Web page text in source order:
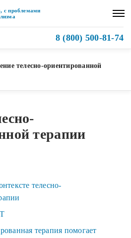
с проблемами
8 (800) 500-81-74
телесно-ориентированной
терапии
телесно-
терапия помогает